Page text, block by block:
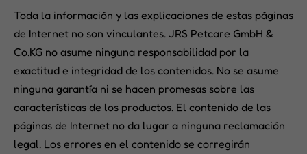
Toda la información y las explicaciones de estas páginas
de Internet no son vinculantes. JRS Petcare GmbH &
Co.KG no asume ninguna responsabilidad por la
exactitud e integridad de los contenidos. No se asume
ninguna garantía ni se hacen promesas sobre las
características de los productos. El contenido de las
páginas de Internet no da lugar a ninguna reclamación
legal. Los errores en el contenido se corregirán